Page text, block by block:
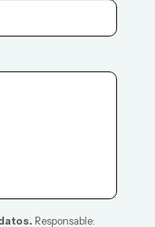
Responsable: